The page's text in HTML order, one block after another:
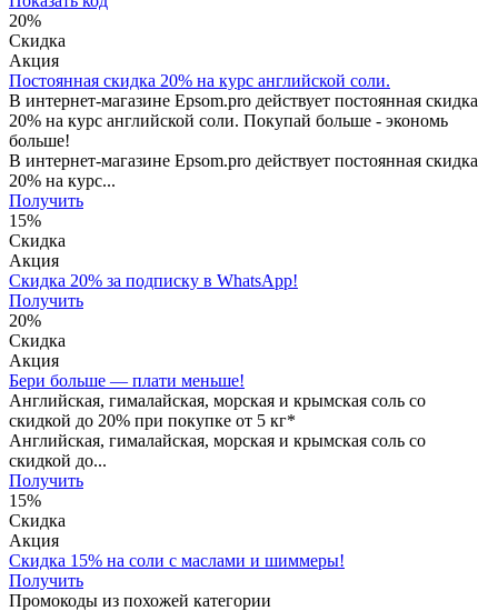
20%
Скидка
Акция
Постоянная скидка 20% на курс английской соли.
В интернет-магазине Epsom.pro действует постоянная скидка
20% на курс английской соли. Покупай больше - экономь
больше!
В интернет-магазине Epsom.pro действует постоянная скидка
20% на курс...
Получить
15%
Скидка
Акция
Скидка 20% за подписку в WhatsApp!
Получить
20%
Скидка
Акция
Бери больше — плати меньше!
Английская, гималайская, морская и крымская соль со
скидкой до 20% при покупке от 5 кг*
Английская, гималайская, морская и крымская соль со
скидкой до...
Получить
15%
Скидка
Акция
Скидка 15% на соли с маслами и шиммеры!
Получить
Промокоды из похожей категории